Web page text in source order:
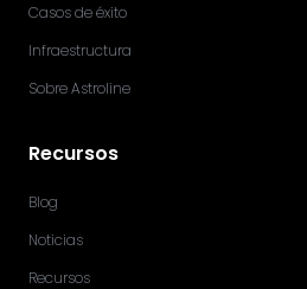
Casos de éxito
Infraestructura
Sobre Astroline
Recursos
Blog
Noticias
Recursos